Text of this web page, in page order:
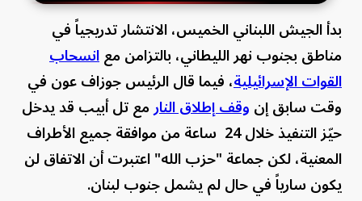
بدأ الجيش اللبناني الخميس، الانتشار تدريجياً في
مناطق بجنوب نهر الليطاني، بالتزامن معانسحاب
القوات الإسرائيلية، فيما قال الرئيس جوزاف عون في
وقت سابق إنوقف إطلاق ​النار⁠مع ​تل أبيب ​قد ‌يدخل
​حيّز ⁠التنفيذ ​خلال ⁠24 ‌ ساعة ‌من ​موافقة ‌جميع ‌الأطراف ​
المعنية، لكن جماعة "حزب الله" اعتبرت أن الاتفاق لن
يكون سارياً في حال لم يشمل جنوب لبنان.